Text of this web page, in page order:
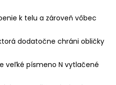
k telu a zároveň vôbec
dodatočne chráni obličky
veľké písmeno N vytlačené